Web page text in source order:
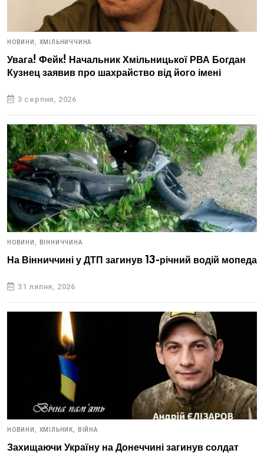
НОВИНИ, ХМІЛЬНИЧЧИНА
Увага! Фейк! Начальник Хмільницької РВА Богдан
Кузнец заявив про шахрайство від його імені
3 серпня, 2026
НОВИНИ, ВІННИЧЧИНА
На Вінниччині у ДТП загинув 13-річний водій мопеда
31 липня, 2026
НОВИНИ, ХМІЛЬНИК, ВІЙНА
Захищаючи Україну на Донеччині загинув солдат